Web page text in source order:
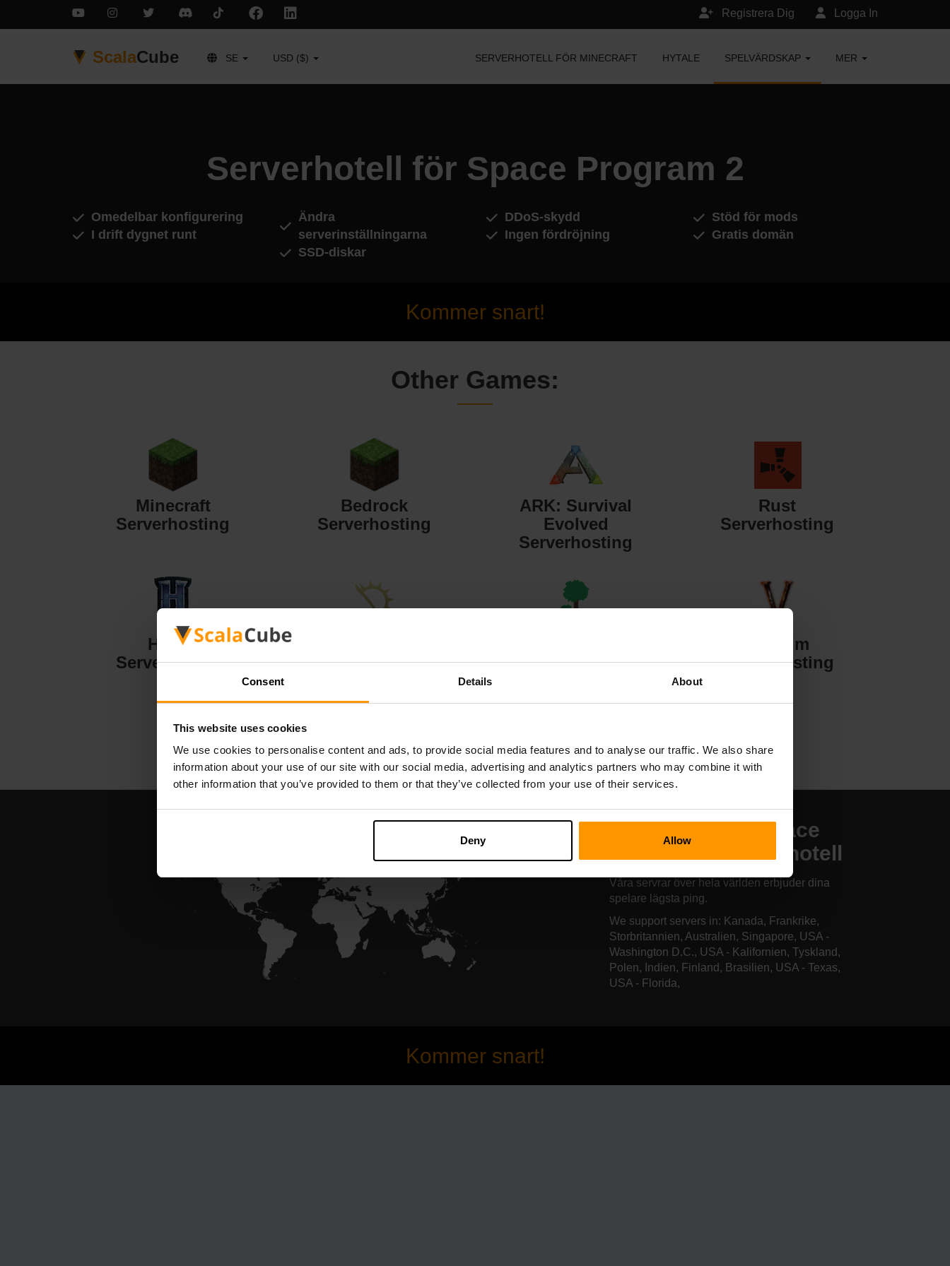
Consent Details About
This website uses cookies
We use cookies to personalise content and ads, to provide social media features and to analyse our traffic. We also share
information about your use of our site with our social media, advertising and analytics partners who may combine it with
other information that you’ve provided to them or that they’ve collected from your use of their services.
Deny Allow
Logga In
Registrera Dig
ScalaCube SE USD ($) SERVERHOTELL FÖR MINECRAFT HYTALE SPELVÄRDSKAP MER
Serverhotell för Space Program 2
Omedelbar konfigurering
I drift dygnet runt
Ändra
serverinställningarna
SSD-diskar
DDoS-skydd
Ingen fördröjning
Stöd för mods
Gratis domän
Kommer snart!
Other Games:
Minecraft
Serverhosting
Bedrock
Serverhosting
ARK: Survival
Evolved
Serverhosting
Rust
Serverhosting
Hytale
Serverhosting
Serverhosting
Serverhosting
Valheim
Serverhosting
Här finns våra Space
Program 2-serverhotell
Våra servrar över hela världen erbjuder dina
spelare lägsta ping.
We support servers in: Kanada, Frankrike,
Storbritannien, Australien, Singapore, USA -
Washington D.C., USA - Kalifornien, Tyskland,
Polen, Indien, Finland, Brasilien, USA - Texas,
USA - Florida,
Kommer snart!